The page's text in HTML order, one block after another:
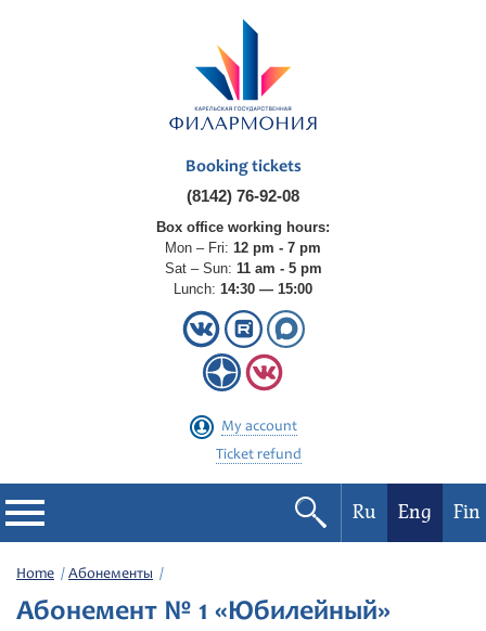
Booking tickets
(8142) 76-92-08
Box office working hours:
Mon – Fri: 12 pm - 7 pm
Sat – Sun: 11 am - 5 pm
Lunch: 14:30 — 15:00
My account
Ticket refund
Philharmonic
Ru Eng Fin
Home Абонементы
Абонемент № 1 «Юбилейный»